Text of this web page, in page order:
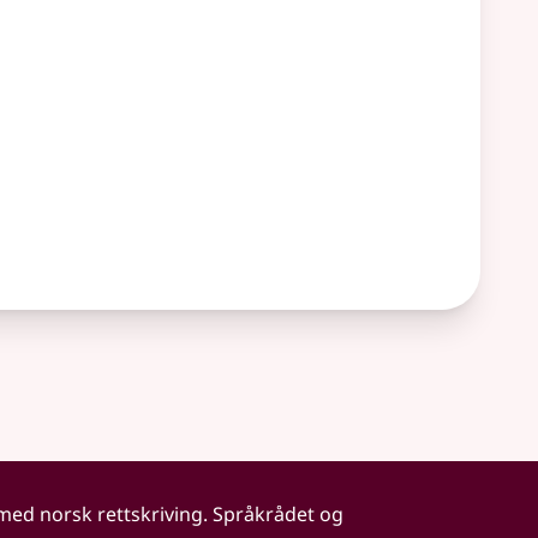
norsk rettskriving. Språkrådet og